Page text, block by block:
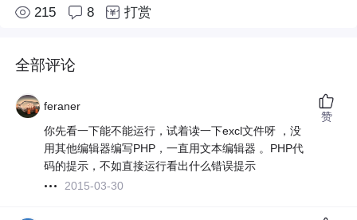
215 8 打赏
全部评论
feraner
你先看一下能不能运行，试着读一下excl文件呀 ，没
用其他编辑器编写PHP，一直用文本编辑器 。PHP代
码的提示，不如直接运行看出什么错误提示
2015-03-30
赞